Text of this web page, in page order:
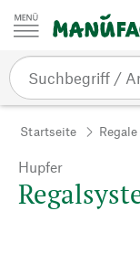
Zum Inhalt springen
Startseite Regale
Hupfer